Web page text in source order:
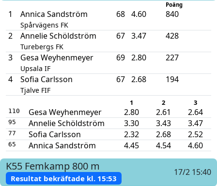
Poäng
1 Annica Sandström
Spårvägens FK
68 4.60 840
2 Annelie Schöldström
Turebergs FK
67 3.47 428
3 Gesa Weyhenmeyer
Upsala IF
69 2.80 227
4 Sofia Carlsson
Tjalve FIF
67 2.68 194
1 2 3
110 Gesa Weyhenmeyer 2.80 2.61 2.64
95 Annelie Schöldström 3.30 3.43 3.47
77 Sofia Carlsson 2.32 2.68 2.52
65 Annica Sandström 4.45 4.54 4.60
K55 Femkamp 800 m
Resultat bekräftade kl. 15:53
17/2 15:40